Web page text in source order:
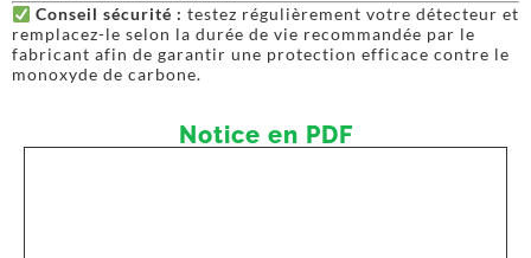
Conseil sécurité : testez régulièrement votre détecteur et
remplacez-le selon la durée de vie recommandée par le
fabricant afin de garantir une protection efficace contre le
monoxyde de carbone.
Notice en PDF